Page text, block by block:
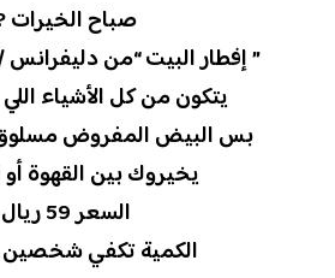
صباح الخيرات
” إفطار البيت “من
يتكون من كل الأشياء
بس البيض المفروض
يخيروك بين القهوة
السعر 59 ريال
الكمية تكفي شخصين